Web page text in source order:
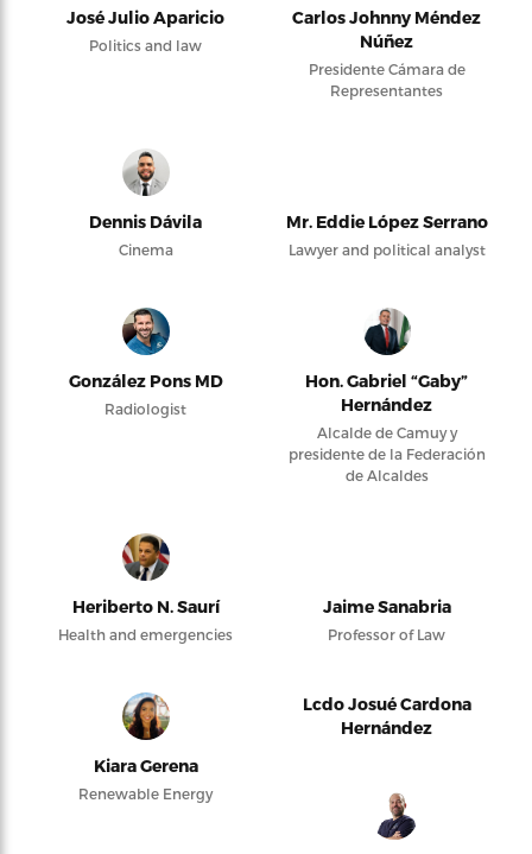
José Julio Aparicio
Politics and law
Carlos Johnny Méndez
Núñez
Presidente Cámara de
Representantes
Dennis Dávila
Cinema
Mr. Eddie López Serrano
Lawyer and political analyst
González Pons MD
Radiologist
Hon. Gabriel “Gaby”
Hernández
Alcalde de Camuy y
presidente de la Federación
de Alcaldes
Heriberto N. Saurí
Health and emergencies
Jaime Sanabria
Professor of Law
Kiara Gerena
Renewable Energy
Lcdo Josué Cardona
Hernández